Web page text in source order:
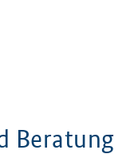
Beratung